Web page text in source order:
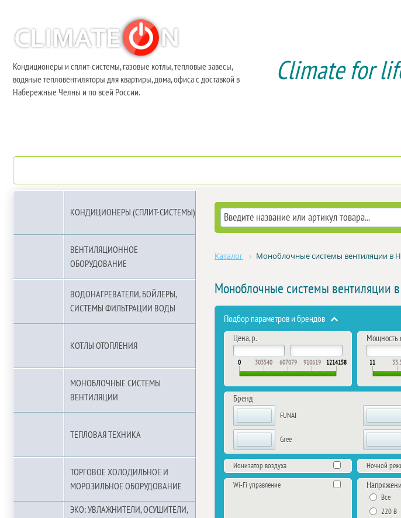
Кондиционеры и сплит-системы, газовые котлы, тепловые завесы,
водяные тепловентиляторы для квартиры, дома, офиса с доставкой в
Набережные Челны и по всей России.
Climate for
КОНДИЦИОНЕРЫ (СПЛИТ-СИСТЕМЫ)
ВЕНТИЛЯЦИОННОЕ
ОБОРУДОВАНИЕ
ВОДОНАГРЕВАТЕЛИ, БОЙЛЕРЫ,
СИСТЕМЫ ФИЛЬТРАЦИИ ВОДЫ
КОТЛЫ ОТОПЛЕНИЯ
МОНОБЛОЧНЫЕ СИСТЕМЫ
ВЕНТИЛЯЦИИ
ТЕПЛОВАЯ ТЕХНИКА
ТОРГОВОЕ ХОЛОДИЛЬНОЕ И
МОРОЗИЛЬНОЕ ОБОРУДОВАНИЕ
ЭКО: УВЛАЖНИТЕЛИ, ОСУШИТЕЛИ,
Каталог Моноблочные системы вентиляции в
Моноблочные системы вентиляции
Подбор параметров и брендов
Цена, р.
0 303540 607079 910619 1214158
Мощность
11
Бренд
FUNAI
Gree
Ионизатор воздуха Ночной
Wi-Fi управление
Все
220 В